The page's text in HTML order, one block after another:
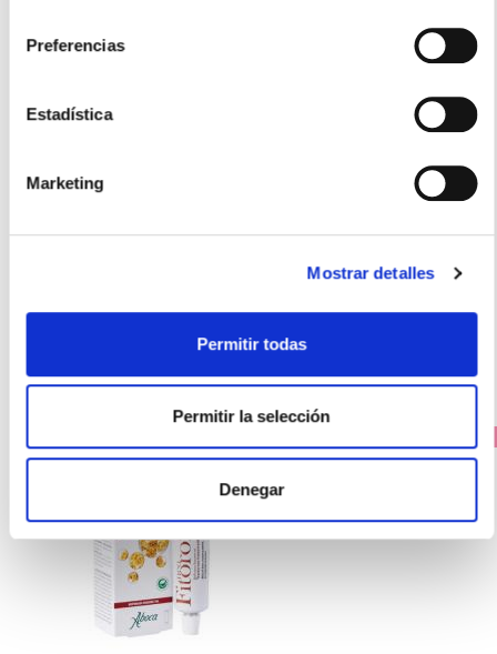
Preferencias
Estadística
Marketing
Mostrar detalles
Permitir todas
Permitir la selección
Denegar
ABOCA
16.10€
- + Añadir